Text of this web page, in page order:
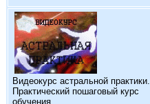
Видеокурс астральной практики.
Практический пошаговый курс
обучения